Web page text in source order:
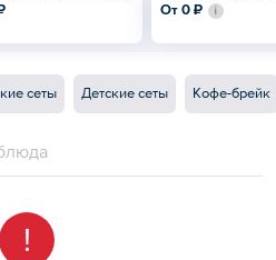
От 0 ₽
сеты Детские сеты Кофе-брейк
!